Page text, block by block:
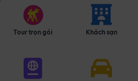
Tour trọn gói Khách sạn